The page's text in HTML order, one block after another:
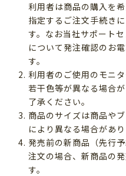
利用者は商品の購入を
指定するご注文手続き
す。なお当社サポート
について発注確認のお
す。
利用者のご使用のモニ
若干色等が異なる場合
了承ください。
商品のサイズは商品や
により異なる場合があり
発売前の新商品（先行
注文の場合、新商品の
す。